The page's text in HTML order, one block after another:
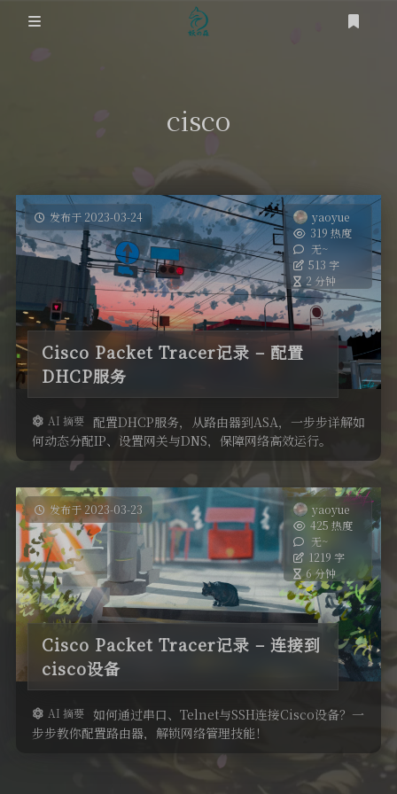
虚拟化
踩坑之路
SEO
工具类
开发记录
美化
时光轴
关于
RSS
cisco
发布于 2023-03-24
yaoyue
319 热度
无~
513 字
2 分钟
Cisco Packet Tracer记录 – 配置
DHCP服务
AI 摘要 配置DHCP服务，从路由器到ASA，一步步详解如
何动态分配IP、设置网关与DNS，保障网络高效运行。
发布于 2023-03-23
yaoyue
425 热度
无~
1219 字
6 分钟
Cisco Packet Tracer记录 – 连接到
cisco设备
AI 摘要 如何通过串口、Telnet与SSH连接Cisco设备？一
步步教你配置路由器，解锁网络管理技能！